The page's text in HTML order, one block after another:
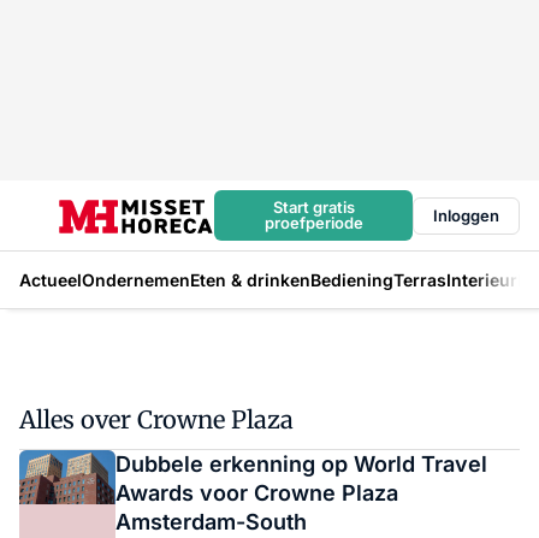
Start gratis
proefperiode
Inloggen
ActueelOndernemenEten & drinkenBedieningTerrasInterieur
Alles over Crowne Plaza
Dubbele erkenning op World Travel
Awards voor Crowne Plaza
Amsterdam-South